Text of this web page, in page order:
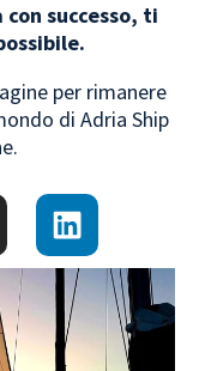
successo, ti
per rimanere
di Adria Ship